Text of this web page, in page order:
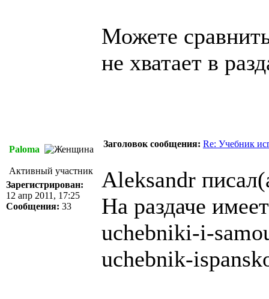
Можете
не хватает в
Paloma
Заголовок сообщения: Re: Учебник
Активный участник
Зарегистрирован:
12 апр 2011, 17:25
Сообщения: 33
Aleksandr
На раздаче
uchebniki-i-
uchebnik-